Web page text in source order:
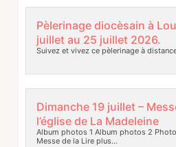
Pèlerinage diocèsain à
juillet au 25 juillet 2026.
Suivez et vivez ce pèlerinage à
Dimanche 19 juillet –
l’église de La Madeleine
Album photos 1 Album photos 2
Messe de laLire plus…